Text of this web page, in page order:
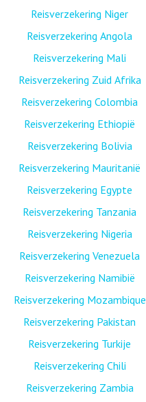
Reisverzekering Niger
Reisverzekering Angola
Reisverzekering Mali
Reisverzekering Zuid Afrika
Reisverzekering Colombia
Reisverzekering Ethiopië
Reisverzekering Bolivia
Reisverzekering Mauritanië
Reisverzekering Egypte
Reisverzekering Tanzania
Reisverzekering Nigeria
Reisverzekering Venezuela
Reisverzekering Namibië
Reisverzekering Mozambique
Reisverzekering Pakistan
Reisverzekering Turkije
Reisverzekering Chili
Reisverzekering Zambia